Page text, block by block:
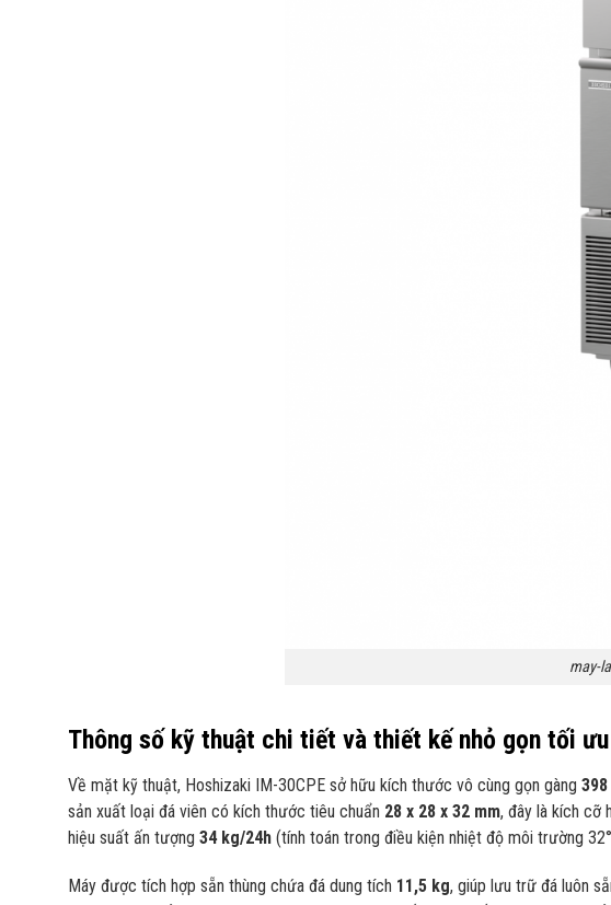
may-
Thông số kỹ thuật chi tiết và thiết kế nhỏ gọn tối ưu
Về mặt kỹ thuật, Hoshizaki IM-30CPE sở hữu kích thước vô cùng gọn gàng
sản xuất loại đá viên có kích thước tiêu chuẩn 28 x 28 x 32 mm, đây là kích cỡ
hiệu suất ấn tượng 34 kg/24h (tính toán trong điều kiện nhiệt độ môi trường
Máy được tích hợp sẵn thùng chứa đá dung tích 11,5 kg, giúp lưu trữ đá luôn